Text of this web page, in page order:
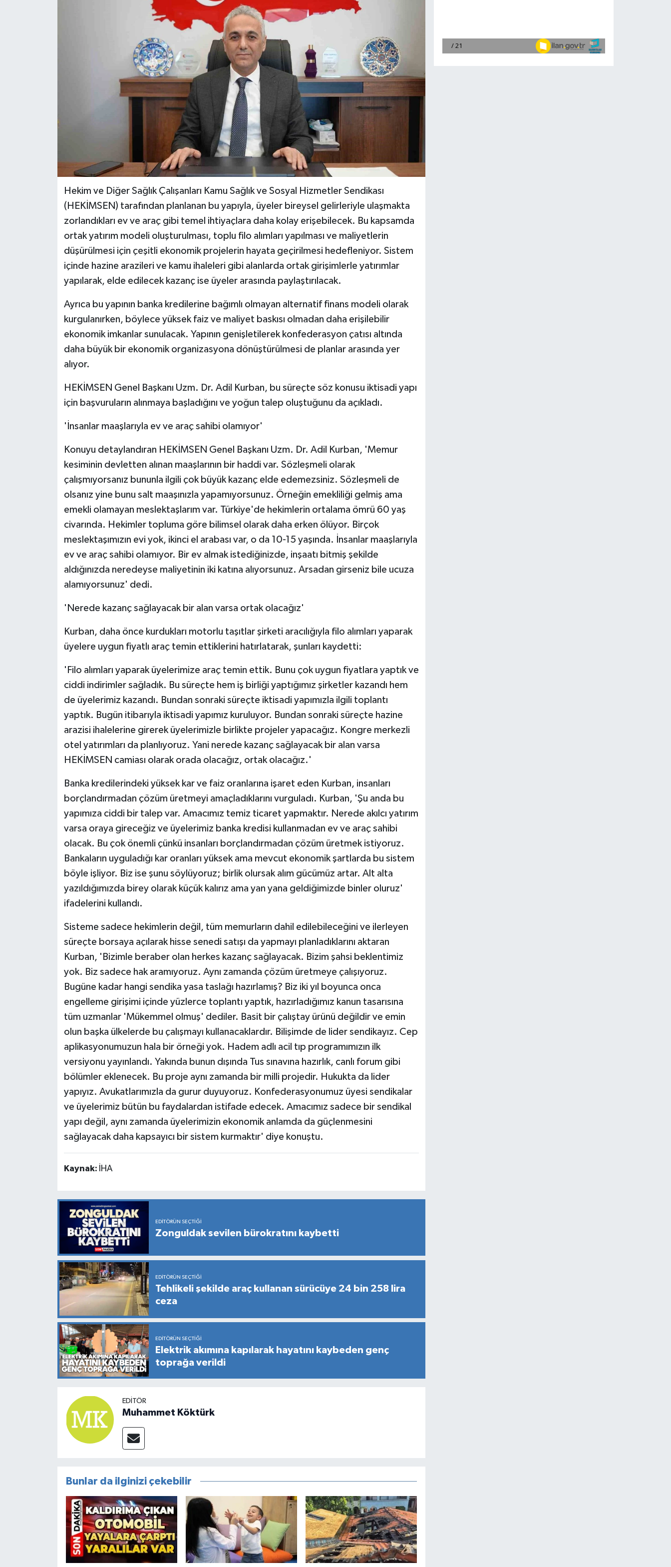
Hekim ve Diğer Sağlık Çalışanları Kamu Sağlık ve Sosyal Hizmetler Sendikası
(HEKİMSEN) tarafından planlanan bu yapıyla, üyeler bireysel gelirleriyle ulaşmakta
zorlandıkları ev ve araç gibi temel ihtiyaçlara daha kolay erişebilecek. Bu kapsamda
ortak yatırım modeli oluşturulması, toplu filo alımları yapılması ve maliyetlerin
düşürülmesi için çeşitli ekonomik projelerin hayata geçirilmesi hedefleniyor. Sistem
içinde hazine arazileri ve kamu ihaleleri gibi alanlarda ortak girişimlerle yatırımlar
yapılarak, elde edilecek kazanç ise üyeler arasında paylaştırılacak.
Ayrıca bu yapının banka kredilerine bağımlı olmayan alternatif finans modeli olarak
kurgulanırken, böylece yüksek faiz ve maliyet baskısı olmadan daha erişilebilir
ekonomik imkanlar sunulacak. Yapının genişletilerek konfederasyon çatısı altında
daha büyük bir ekonomik organizasyona dönüştürülmesi de planlar arasında yer
alıyor.
HEKİMSEN Genel Başkanı Uzm. Dr. Adil Kurban, bu süreçte söz konusu iktisadi yapı
için başvuruların alınmaya başladığını ve yoğun talep oluştuğunu da açıkladı.
'İnsanlar maaşlarıyla ev ve araç sahibi olamıyor'
Konuyu detaylandıran HEKİMSEN Genel Başkanı Uzm. Dr. Adil Kurban, 'Memur
kesiminin devletten alınan maaşlarının bir haddi var. Sözleşmeli olarak
çalışmıyorsanız bununla ilgili çok büyük kazanç elde edemezsiniz. Sözleşmeli de
olsanız yine bunu salt maaşınızla yapamıyorsunuz. Örneğin emekliliği gelmiş ama
emekli olamayan meslektaşlarım var. Türkiye'de hekimlerin ortalama ömrü 60 yaş
civarında. Hekimler topluma göre bilimsel olarak daha erken ölüyor. Birçok
meslektaşımızın evi yok, ikinci el arabası var, o da 10-15 yaşında. İnsanlar maaşlarıyla
ev ve araç sahibi olamıyor. Bir ev almak istediğinizde, inşaatı bitmiş şekilde
aldığınızda neredeyse maliyetinin iki katına alıyorsunuz. Arsadan girseniz bile ucuza
alamıyorsunuz' dedi.
'Nerede kazanç sağlayacak bir alan varsa ortak olacağız'
Kurban, daha önce kurdukları motorlu taşıtlar şirketi aracılığıyla filo alımları yaparak
üyelere uygun fiyatlı araç temin ettiklerini hatırlatarak, şunları kaydetti:
'Filo alımları yaparak üyelerimize araç temin ettik. Bunu çok uygun fiyatlara yaptık ve
ciddi indirimler sağladık. Bu süreçte hem iş birliği yaptığımız şirketler kazandı hem
de üyelerimiz kazandı. Bundan sonraki süreçte iktisadi yapımızla ilgili toplantı
yaptık. Bugün itibarıyla iktisadi yapımız kuruluyor. Bundan sonraki süreçte hazine
arazisi ihalelerine girerek üyelerimizle birlikte projeler yapacağız. Kongre merkezli
otel yatırımları da planlıyoruz. Yani nerede kazanç sağlayacak bir alan varsa
HEKİMSEN camiası olarak orada olacağız, ortak olacağız.'
Banka kredilerindeki yüksek kar ve faiz oranlarına işaret eden Kurban, insanları
borçlandırmadan çözüm üretmeyi amaçladıklarını vurguladı. Kurban, 'Şu anda bu
yapımıza ciddi bir talep var. Amacımız temiz ticaret yapmaktır. Nerede akılcı yatırım
varsa oraya gireceğiz ve üyelerimiz banka kredisi kullanmadan ev ve araç sahibi
olacak. Bu çok önemli çünkü insanları borçlandırmadan çözüm üretmek istiyoruz.
Bankaların uyguladığı kar oranları yüksek ama mevcut ekonomik şartlarda bu sistem
böyle işliyor. Biz ise şunu söylüyoruz; birlik olursak alım gücümüz artar. Alt alta
yazıldığımızda birey olarak küçük kalırız ama yan yana geldiğimizde binler oluruz'
ifadelerini kullandı.
Sisteme sadece hekimlerin değil, tüm memurların dahil edilebileceğini ve ilerleyen
süreçte borsaya açılarak hisse senedi satışı da yapmayı planladıklarını aktaran
Kurban, 'Bizimle beraber olan herkes kazanç sağlayacak. Bizim şahsi beklentimiz
yok. Biz sadece hak aramıyoruz. Aynı zamanda çözüm üretmeye çalışıyoruz.
Bugüne kadar hangi sendika yasa taslağı hazırlamış? Biz iki yıl boyunca onca
engelleme girişimi içinde yüzlerce toplantı yaptık, hazırladığımız kanun tasarısına
tüm uzmanlar 'Mükemmel olmuş' dediler. Basit bir çalıştay ürünü değildir ve emin
olun başka ülkelerde bu çalışmayı kullanacaklardır. Bilişimde de lider sendikayız. Cep
aplikasyonumuzun hala bir örneği yok. Hadem adlı acil tıp programımızın ilk
versiyonu yayınlandı. Yakında bunun dışında Tus sınavına hazırlık, canlı forum gibi
bölümler eklenecek. Bu proje aynı zamanda bir milli projedir. Hukukta da lider
yapıyız. Avukatlarımızla da gurur duyuyoruz. Konfederasyonumuz üyesi sendikalar
ve üyelerimiz bütün bu faydalardan istifade edecek. Amacımız sadece bir sendikal
yapı değil, aynı zamanda üyelerimizin ekonomik anlamda da güçlenmesini
sağlayacak daha kapsayıcı bir sistem kurmaktır' diye konuştu.
Kaynak: İHA
EDITÖRÜN SEÇTIĞI
Zonguldak sevilen bürokratını kaybetti
EDITÖRÜN SEÇTIĞI
Tehlikeli şekilde araç kullanan sürücüye 24 bin 258 lira
ceza
EDITÖRÜN SEÇTIĞI
Elektrik akımına kapılarak hayatını kaybeden genç
toprağa verildi
EDITÖR
Muhammet Köktürk
Bunlar da ilginizi çekebilir